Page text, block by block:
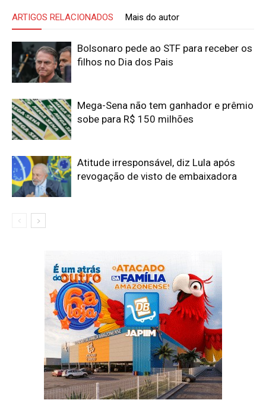
ARTIGOS RELACIONADOS Mais do autor
Bolsonaro pede ao STF para receber os
filhos no Dia dos Pais
Mega-Sena não tem ganhador e prêmio
sobe para R$ 150 milhões
Atitude irresponsável, diz Lula após
revogação de visto de embaixadora